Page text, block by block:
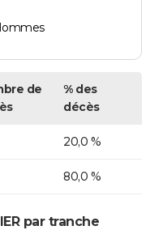
de
% des
décès
20,0 %
80,0 %
par tranche